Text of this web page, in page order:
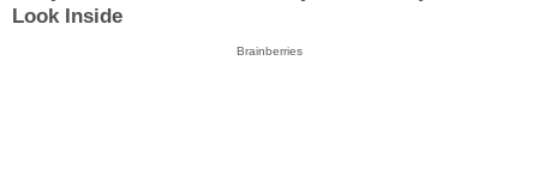
Look Inside
Brainberries